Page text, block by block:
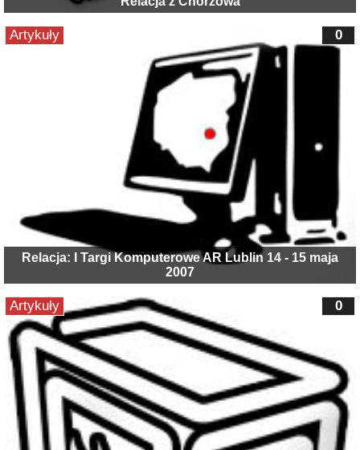
Relacja: I Targi Komputerowe AR Lublin 14 - 15 maja
2007
0
Artykuły
0
Artykuły